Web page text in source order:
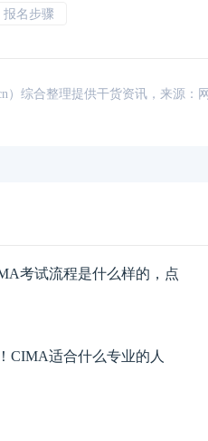
报名步骤
）综合整理提供干货资讯，来源
考试流程是什么样的，点
CIMA适合什么专业的人